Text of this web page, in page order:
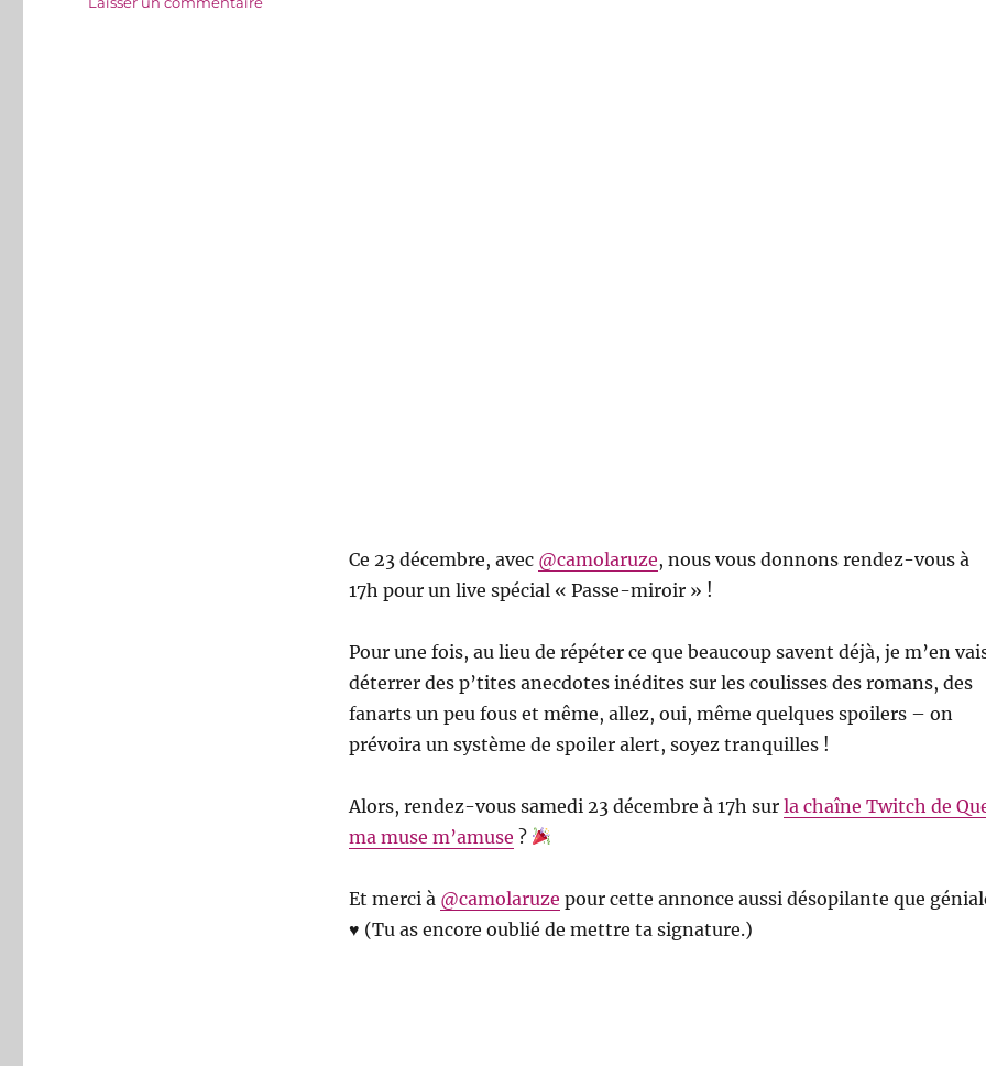
Ce 23 décembre, avec @camolaruze, nous vous donnons rendez-vous à
17h pour un live spécial « Passe-miroir » !
Pour une fois, au lieu de répéter ce que beaucoup savent déjà, je m’en
déterrer des p’tites anecdotes inédites sur les coulisses des romans, des
fanarts un peu fous et même, allez, oui, même quelques spoilers – on
prévoira un système de spoiler alert, soyez tranquilles !
Alors, rendez-vous samedi 23 décembre à 17h sur la chaîne Twitch de
ma muse m’amuse ?
Et merci à @camolaruze pour cette annonce aussi désopilante que
♥ (Tu as encore oublié de mettre ta signature.)